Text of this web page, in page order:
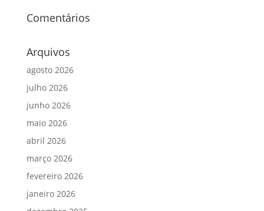
Comentários
Arquivos
agosto 2026
julho 2026
junho 2026
maio 2026
abril 2026
março 2026
fevereiro 2026
janeiro 2026